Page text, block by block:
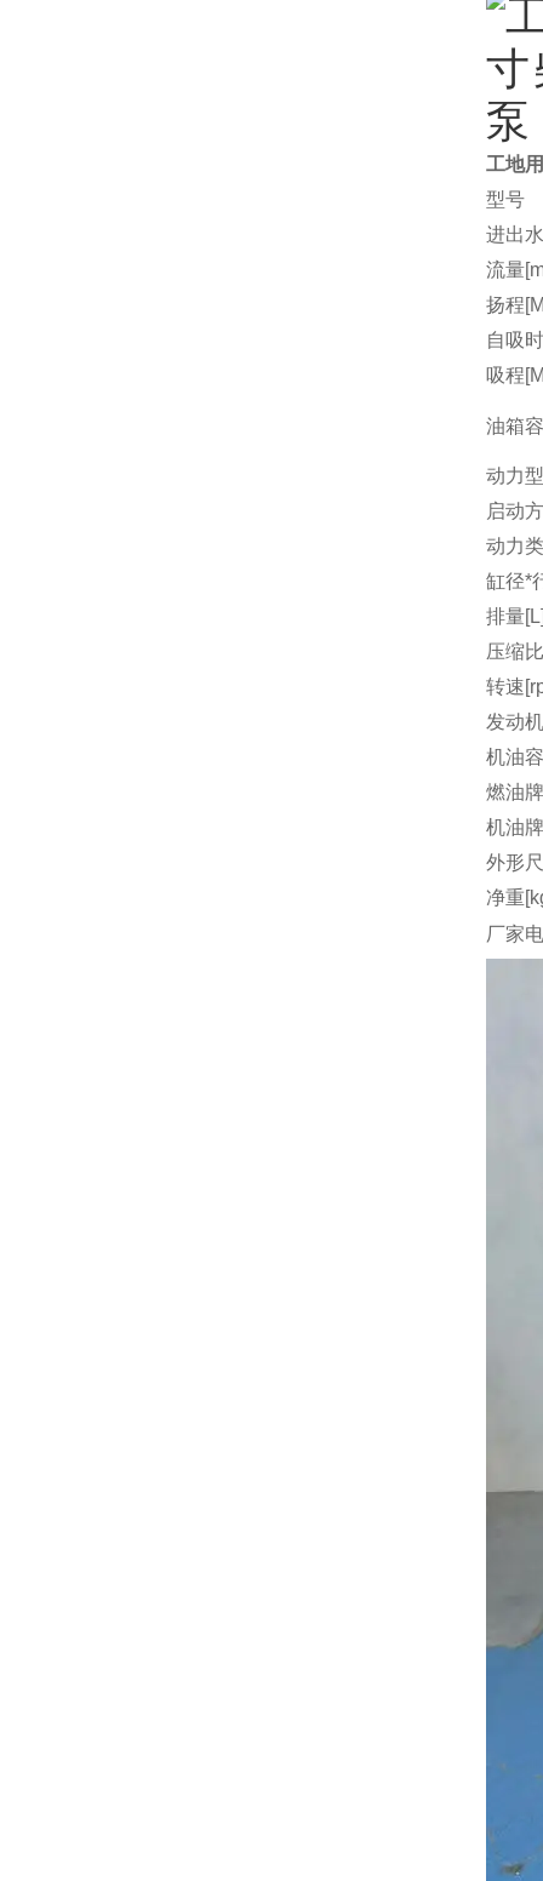
工地
型号
进出
流量
扬程
自吸
吸程
油箱
动力
启动
动力
缸径*
排量
压缩比
转速
发动
机油
燃油
机油
外形
净重
厂家